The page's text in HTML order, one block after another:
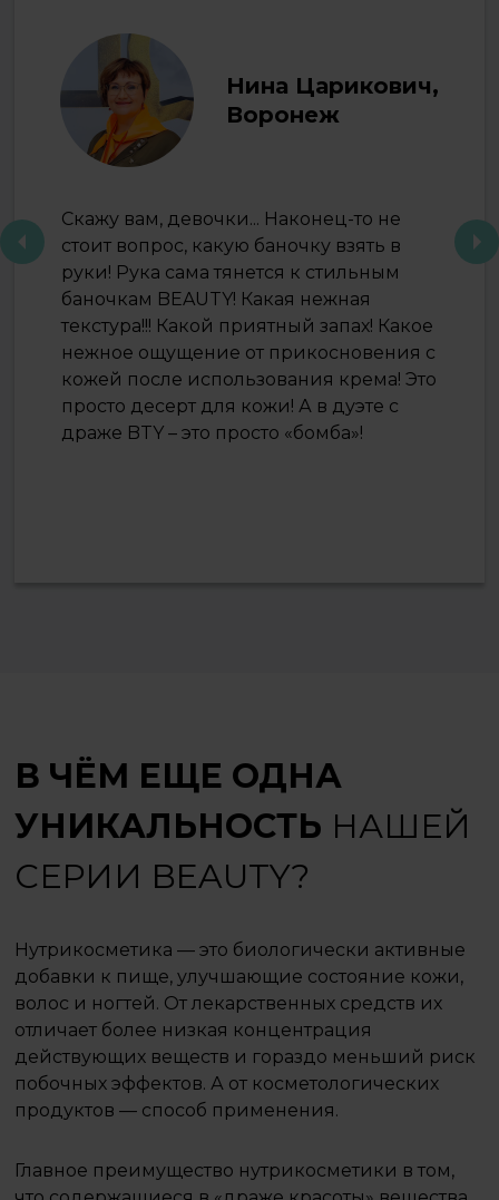
Нина Царикович,
Воронеж
Скажу вам, девочки... Наконец-то не
стоит вопрос, какую баночку взять в
руки! Рука сама тянется к стильным
баночкам BEAUTY! Какая нежная
текстура!!! Какой приятный запах! Какое
нежное ощущение от прикосновения с
кожей после использования крема! Это
просто десерт для кожи! А в дуэте с
драже BTY – это просто «бомба»!
В ЧЁМ ЕЩЕ ОДНА
УНИКАЛЬНОСТЬ НАШЕЙ
СЕРИИ BEAUTY?
Нутрикосметика — это биологически активные
добавки к пище, улучшающие состояние кожи,
волос и ногтей. От лекарственных средств их
отличает более низкая концентрация
действующих веществ и гораздо меньший риск
побочных эффектов. А от косметологических
продуктов — способ применения.
Главное преимущество нутрикосметики в том,